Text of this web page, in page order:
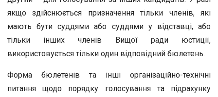
якщо здійснюється призначення тільки членів, які
мають бути суддями або суддями у відставці, або
тільки інших членів Вищої ради юстиції,
використовується тільки один відповідний бюлетень.
Форма бюлетенів та інші організаційно-технічні
питання щодо порядку голосування та підрахунку